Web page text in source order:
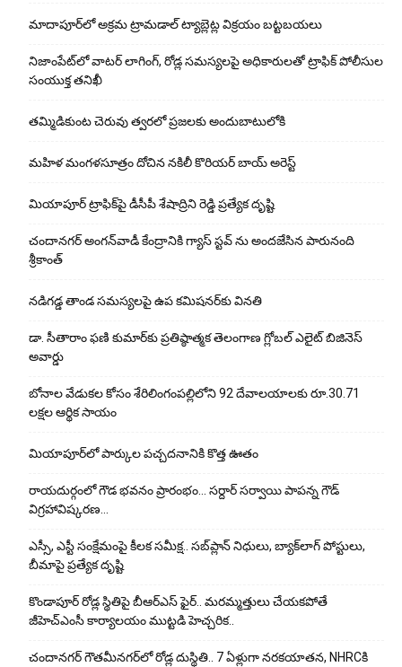
మాదాపూర్‌లో అక్రమ ట్రామడాల్ ట్యాబ్లెట్ల విక్రయం బట్టబయలు
నిజాంపేట్‌లో వాటర్ లాగింగ్, రోడ్ల సమస్యలపై అధికారులతో ట్రాఫిక్ పోలీసుల
సంయుక్త తనిఖీ
తమ్మిడికుంట చెరువు త్వరలో ప్రజలకు అందుబాటులోకి
మహిళ మంగళసూత్రం దోచిన నకిలీ కొరియర్ బాయ్ అరెస్ట్
మియాపూర్ ట్రాఫిక్‌పై డీసీపీ శేషాద్రిని రెడ్డి ప్రత్యేక దృష్టి
చందానగర్ అంగన్‌వాడీ కేంద్రానికి గ్యాస్ స్టవ్ ను అందజేసిన పారునంది
శ్రీకాంత్
నడిగడ్డ తాండ సమస్యలపై ఉప కమిషనర్‌కు వినతి
డా. సీతారాం ఫణి కుమార్‌కు ప్రతిష్ఠాత్మక తెలంగాణ గ్లోబల్ ఎలైట్ బిజినెస్
అవార్డు
బోనాల వేడుకల కోసం శేరిలింగంపల్లిలోని 92 దేవాలయాలకు రూ.30.71
లక్షల ఆర్థిక సాయం
మియాపూర్‌లో పార్కుల పచ్చదనానికి కొత్త ఊతం
రాయదుర్గంలో గౌడ భవనం ప్రారంభం… సర్దార్ సర్వాయి పాపన్న గౌడ్
విగ్రహావిష్కరణ…
ఎస్సీ, ఎస్టీ సంక్షేమంపై కీలక సమీక్ష.. సబ్‌ప్లాన్ నిధులు, బ్యాక్‌లాగ్ పోస్టులు,
బీమాపై ప్రత్యేక దృష్టి
కొండాపూర్ రోడ్ల స్థితిపై బీఆర్ఎస్ ఫైర్.. మరమ్మత్తులు చేయ‌క‌పోతే
జీహెచ్‌ఎంసీ కార్యాలయం ముట్టడి హెచ్చరిక..
చందానగర్ గౌతమీనగర్‌లో రోడ్ల దుస్థితి.. 7 ఏళ్లుగా నరకయాతన, NHRCకి